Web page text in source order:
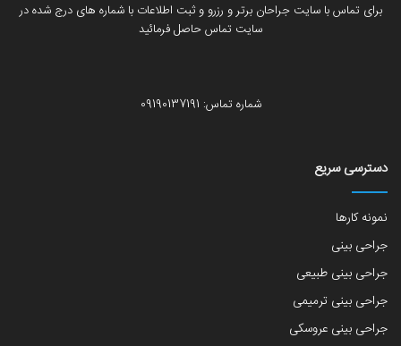
برای تماس با سایت جراحان برتر و رزرو و ثبت اطلاعات با شماره های درج شده در
سایت تماس حاصل فرمائید
شماره تماس: 09190137191
دسترسی سریع
نمونه کارها
جراحی بینی
جراحی بینی طبیعی
جراحی بینی ترمیمی
جراحی بینی عروسکی